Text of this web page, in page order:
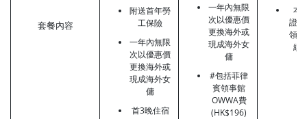
套餐內容
附送首年勞
工保險
一年內無限
次以優惠價
更換海外或
現成海外女
傭
首3晚住宿
一年內無限
次以優惠價
更換海外或
現成海外女
傭
#包括菲律
賓領事館
OWWA費
(HK$196)
本
證
領
續